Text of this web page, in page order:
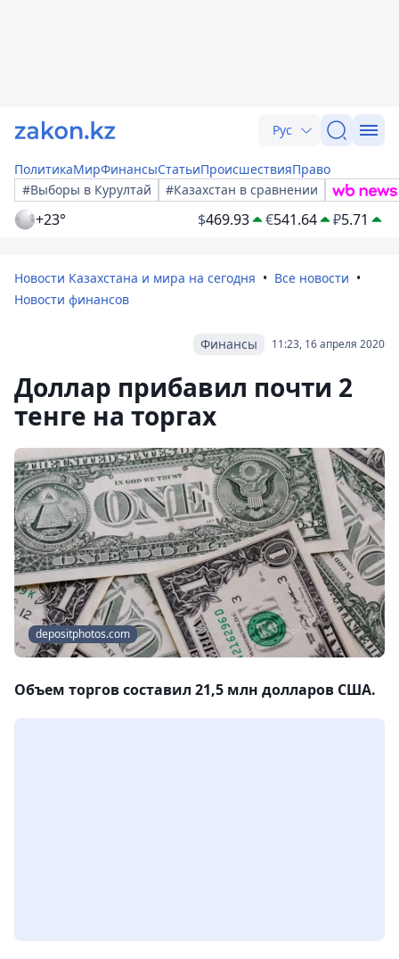
Рус
ПолитикаМирФинансыСтатьиПроисшествияПраво
#Выборы в Курултай
#Казахстан в сравнении
+23° $469.93 €541.64 ₽5.71
Новости Казахстана и мира на сегодня
Все новости
Новости финансов
11:23, 16 апреля 2020
Финансы
Доллар прибавил почти 2
тенге на торгах
depositphotos.com
Объем торгов составил 21,5 млн долларов США.